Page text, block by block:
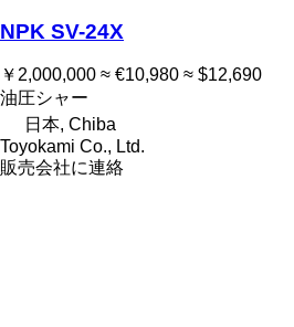
NPK SV-24X
￥2,000,000 ≈ €10,980 ≈ $12,690
油圧シャー
日本, Chiba
Toyokami Co., Ltd.
販売会社に連絡